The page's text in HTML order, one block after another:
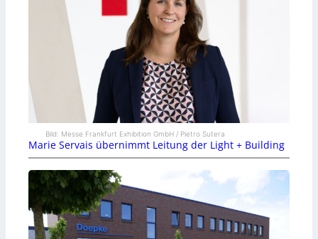
Bild: Messe Frankfurt Exhibition GmbH / Pietro Sutera
Marie Servais übernimmt Leitung der Light + Building